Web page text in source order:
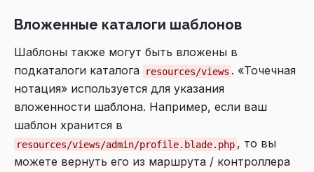
Вложенные каталоги шаблонов
Шаблоны также могут быть вложены в
подкаталоги каталога
resources/views . «Точечная
нотация» используется для указания
вложенности шаблона. Например, если ваш
шаблон хранится в
resources/views/admin/profile.blade.php , то вы
можете вернуть его из маршрута / контроллера